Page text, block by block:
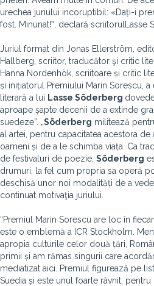
urechea juriului incoruptibil: «Dați-i
fost. Minunat!ˮ, declară scriitorulLasse
Juriul format din Jonas Ellerström,
Hallberg, scriitor, traducător şi critic
Hanna Nordenhök, scriitoare și critic
și inițiatorul Premiului Marin Sorescu,
literară a lui Lasse Söderberg
aproape șapte decenii de a extinde
suedeze”. „Söderberg militează
al artei, pentru capacitatea acestora de
oameni și de a le schimba viața. Ca
de festivaluri de poezie, Söderberg
drumuri, la fel cum propria sa operă
deschisă unor noi modalități de a
continuat motivaţia juriului.
“Premiul Marin Sorescu are loc în
este o emblemă a ICR Stockholm.
apropia culturile celor două țări,
primii și am rămas singurii care
mediatizat aici. Premiul figurează pe
Suedia și este unul foarte râvnit,